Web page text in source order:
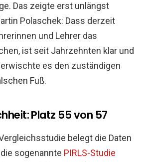
Das zeigte erst unlängst
Polaschek: Dass derzeit
und Lehrer das
ist seit Jahrzehnten klar und
es den zuständigen
Fuß.
Platz 55 von 57
belegt die Daten
sogenannte PIRLS-Studie